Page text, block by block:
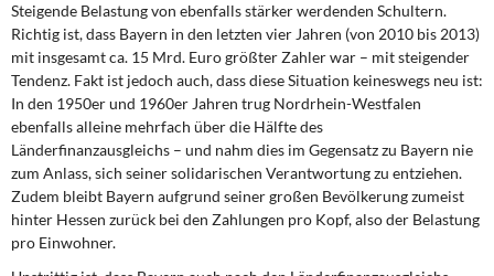
Steigende Belastung von ebenfalls stärker werdenden Schultern.
Richtig ist, dass Bayern in den letzten vier Jahren (von 2010 bis 2013)
mit insgesamt ca. 15 Mrd. Euro größter Zahler war – mit steigender
Tendenz. Fakt ist jedoch auch, dass diese Situation keineswegs neu ist:
In den 1950er und 1960er Jahren trug Nordrhein-Westfalen
ebenfalls alleine mehrfach über die Hälfte des
Länderfinanzausgleichs – und nahm dies im Gegensatz zu Bayern nie
zum Anlass, sich seiner solidarischen Verantwortung zu entziehen.
Zudem bleibt Bayern aufgrund seiner großen Bevölkerung zumeist
hinter Hessen zurück bei den Zahlungen pro Kopf, also der Belastung
pro Einwohner.